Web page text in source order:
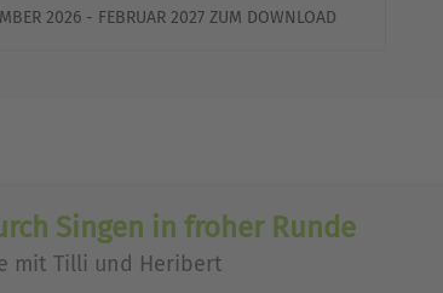
2026 - FEBRUAR 2027 ZUM DOWNLOAD
Singen in froher Runde
mit Tilli und Heribert